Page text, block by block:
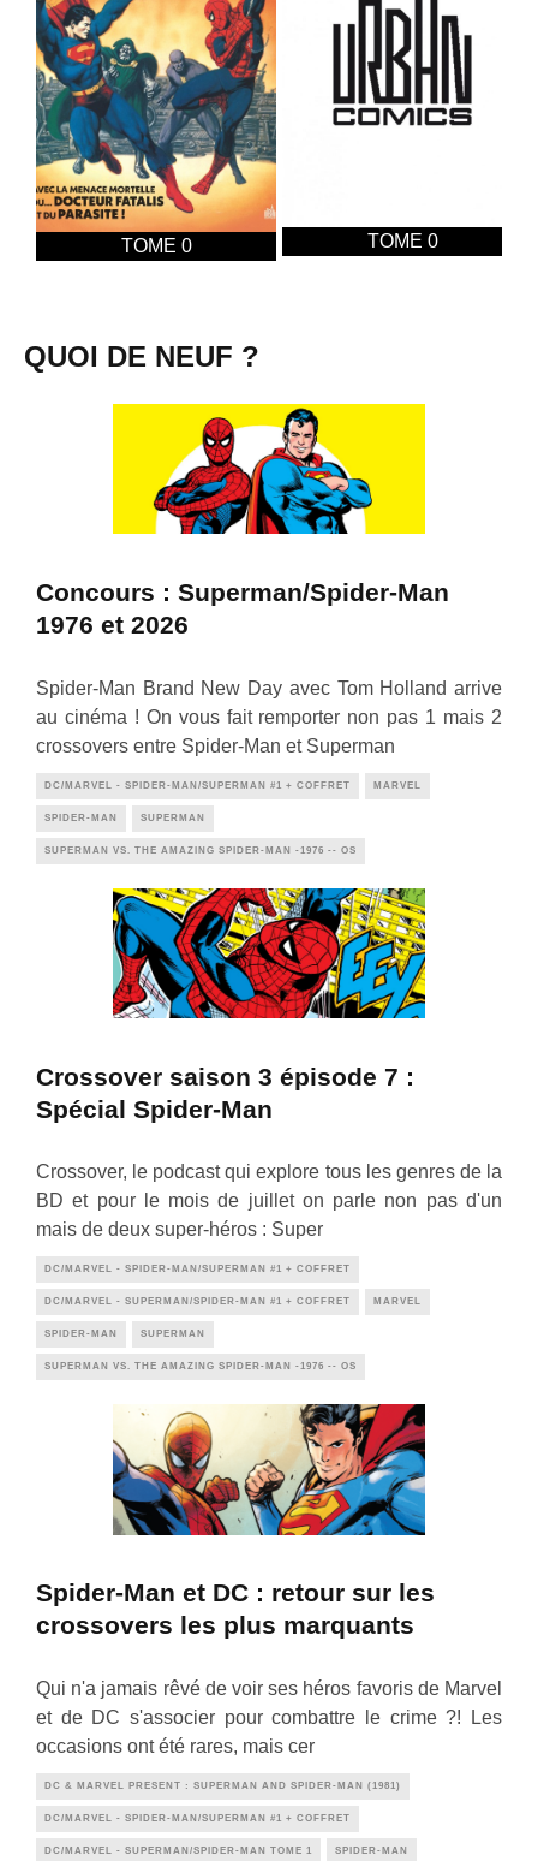
TOME 0 TOME 0
QUOI DE NEUF ?
Concours : Superman/Spider-Man
1976 et 2026
Spider-Man Brand New Day avec Tom Holland arrive
au cinéma ! On vous fait remporter non pas 1 mais 2
crossovers entre Spider-Man et Superman
DC/MARVEL - SPIDER-MAN/SUPERMAN #1 + COFFRET MARVEL
SPIDER-MAN SUPERMAN
SUPERMAN VS. THE AMAZING SPIDER-MAN -1976 -- OS
Crossover saison 3 épisode 7 :
Spécial Spider-Man
Crossover, le podcast qui explore tous les genres de la
BD et pour le mois de juillet on parle non pas d'un
mais de deux super-héros : Super
DC/MARVEL - SPIDER-MAN/SUPERMAN #1 + COFFRET
DC/MARVEL - SUPERMAN/SPIDER-MAN #1 + COFFRET MARVEL
SPIDER-MAN SUPERMAN
SUPERMAN VS. THE AMAZING SPIDER-MAN -1976 -- OS
Spider-Man et DC : retour sur les
crossovers les plus marquants
Qui n'a jamais rêvé de voir ses héros favoris de Marvel
et de DC s'associer pour combattre le crime ?! Les
occasions ont été rares, mais cer
DC & MARVEL PRESENT : SUPERMAN AND SPIDER-MAN (1981)
DC/MARVEL - SPIDER-MAN/SUPERMAN #1 + COFFRET
DC/MARVEL - SUPERMAN/SPIDER-MAN TOME 1 SPIDER-MAN